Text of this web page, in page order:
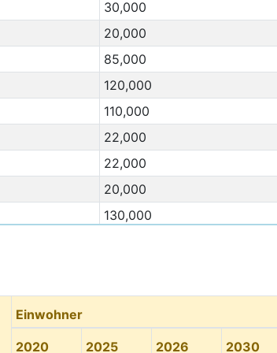
30,000
20,000
85,000
120,000
110,000
22,000
22,000
20,000
130,000
2,000
50,000
Einwohner
2020 2025 2026 2030